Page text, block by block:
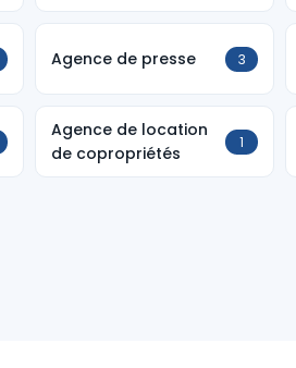
Agence de presse 3
Agence de location
de copropriétés
1